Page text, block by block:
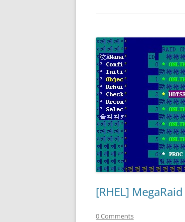
[RHEL]
0 Comments